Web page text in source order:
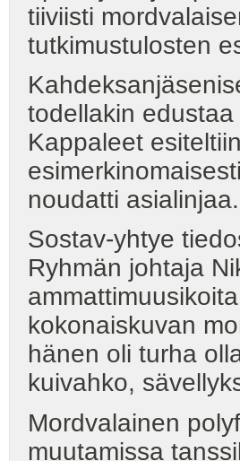
tiiviisti
tutkimustulosten
todellakin
Kappaleet
noudatti asialinjaa.
Sostav-yhtye
Ryhmän johtaja
kokonaiskuvan
hänen oli turha
kuivahko,
Mordvalainen
muutamissa